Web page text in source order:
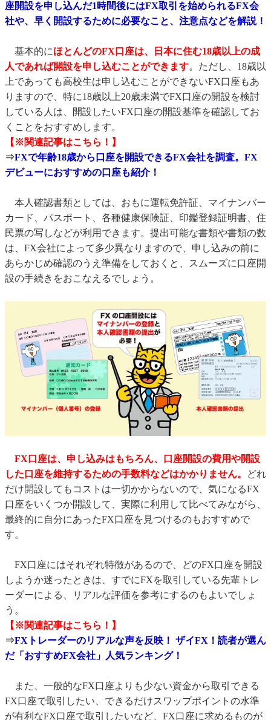
座開設を申し込んだ1時間後にはFX取引を始められるFX会
社や、早く開設するために必要なこと、注意点などを解説！
基本的にほとんどのFX口座は、日本に住む18歳以上の成
人であれば開設を申し込むことができます。ただし、18歳以
上であっても高校生は申し込むことができないFX口座もあ
りますので、特に18歳以上20歳未満でFX口座の開設を検討
している人は、開設したいFX口座の開設基準を確認してお
くことをおすすめします。
【※関連記事はこちら！】
⇒FXで年齢18歳から口座を開設できるFX会社を調査。FX
デビューにおすすめの口座も紹介！
本人確認書類としては、おもに運転免許証、マイナンバー
カード、パスポート、各種健康保険証、印鑑登録証明書、住
民票の写しなどが利用できます。提出可能な書類や書類の数
は、FX会社によって多少異なりますので、申し込みの前に
あらかじめ確認のうえ準備をしておくと、スムーズに口座開
設の手続きをおこなえるでしょう。
FX口座は、申し込みはもちろん、口座開設の費用や開設
した口座を維持するための手数料などはかかりません。
どれ
だけ開設してもコストは一切かからないので、気になるFX
口座をいくつか開設して、実際に利用して比べてみながら、
最終的に自分にあったFX口座を見つけるのもおすすめで
す。
FX口座にはそれぞれ特徴があるので、どのFX口座を開設
しようか迷ったときは、すでにFXを取引している先輩トレ
ーダーによる、リアルな評価を参考にするのもよいでしょ
う。
【※関連記事はこちら！】
⇒FXトレーダーのリアルな声を反映！ ザイFX！読者が選ん
だ「おすすめFX会社」人気ランキング！
また、一般的なFX口座よりも少ない資金から取引できる
FX口座で取引したい、できるだけスワップポイントの水準
が有利なFX口座で取引したいなど、FX口座に求めるものが